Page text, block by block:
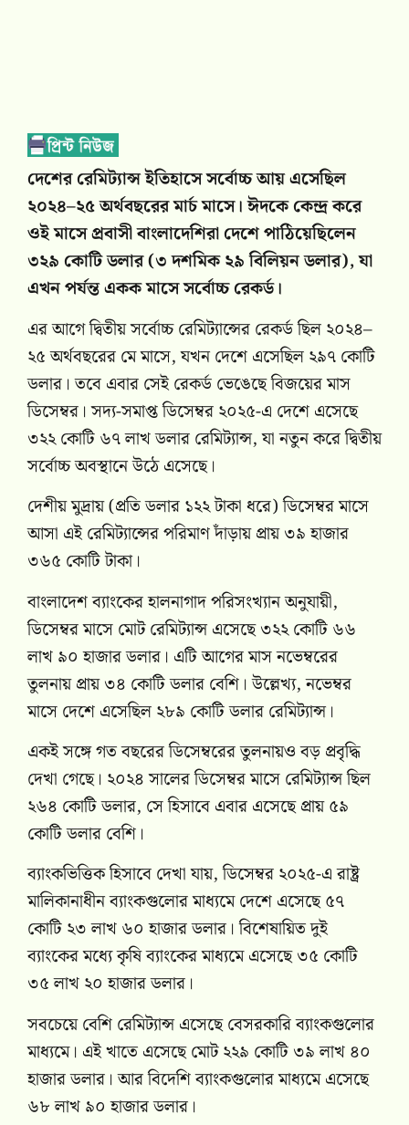
দেশের রেমিট্যান্স ইতিহাসে সর্বোচ্চ আয় এসেছিল
২০২৪–২৫ অর্থবছরের মার্চ মাসে। ঈদকে কেন্দ্র করে
ওই মাসে প্রবাসী বাংলাদেশিরা দেশে পাঠিয়েছিলেন
৩২৯ কোটি ডলার (৩ দশমিক ২৯ বিলিয়ন ডলার), যা
এখন পর্যন্ত একক মাসে সর্বোচ্চ রেকর্ড।
এর আগে দ্বিতীয় সর্বোচ্চ রেমিট্যান্সের রেকর্ড ছিল ২০২৪–
২৫ অর্থবছরের মে মাসে, যখন দেশে এসেছিল ২৯৭ কোটি
ডলার। তবে এবার সেই রেকর্ড ভেঙেছে বিজয়ের মাস
ডিসেম্বর। সদ্য-সমাপ্ত ডিসেম্বর ২০২৫-এ দেশে এসেছে
৩২২ কোটি ৬৭ লাখ ডলার রেমিট্যান্স, যা নতুন করে দ্বিতীয়
সর্বোচ্চ অবস্থানে উঠে এসেছে।
দেশীয় মুদ্রায় (প্রতি ডলার ১২২ টাকা ধরে) ডিসেম্বর মাসে
আসা এই রেমিট্যান্সের পরিমাণ দাঁড়ায় প্রায় ৩৯ হাজার
৩৬৫ কোটি টাকা।
বাংলাদেশ ব্যাংকের হালনাগাদ পরিসংখ্যান অনুযায়ী,
ডিসেম্বর মাসে মোট রেমিট্যান্স এসেছে ৩২২ কোটি ৬৬
লাখ ৯০ হাজার ডলার। এটি আগের মাস নভেম্বরের
তুলনায় প্রায় ৩৪ কোটি ডলার বেশি। উল্লেখ্য, নভেম্বর
মাসে দেশে এসেছিল ২৮৯ কোটি ডলার রেমিট্যান্স।
একই সঙ্গে গত বছরের ডিসেম্বরের তুলনায়ও বড় প্রবৃদ্ধি
দেখা গেছে। ২০২৪ সালের ডিসেম্বর মাসে রেমিট্যান্স ছিল
২৬৪ কোটি ডলার, সে হিসাবে এবার এসেছে প্রায় ৫৯
কোটি ডলার বেশি।
ব্যাংকভিত্তিক হিসাবে দেখা যায়, ডিসেম্বর ২০২৫-এ রাষ্ট্র
মালিকানাধীন ব্যাংকগুলোর মাধ্যমে দেশে এসেছে ৫৭
কোটি ২৩ লাখ ৬০ হাজার ডলার। বিশেষায়িত দুই
ব্যাংকের মধ্যে কৃষি ব্যাংকের মাধ্যমে এসেছে ৩৫ কোটি
৩৫ লাখ ২০ হাজার ডলার।
সবচেয়ে বেশি রেমিট্যান্স এসেছে বেসরকারি ব্যাংকগুলোর
মাধ্যমে। এই খাতে এসেছে মোট ২২৯ কোটি ৩৯ লাখ ৪০
হাজার ডলার। আর বিদেশি ব্যাংকগুলোর মাধ্যমে এসেছে
৬৮ লাখ ৯০ হাজার ডলার।